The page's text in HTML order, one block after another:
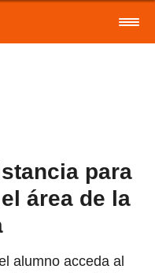
para
área de la
alumno acceda al